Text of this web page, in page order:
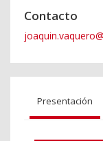
Contacto
Presentación